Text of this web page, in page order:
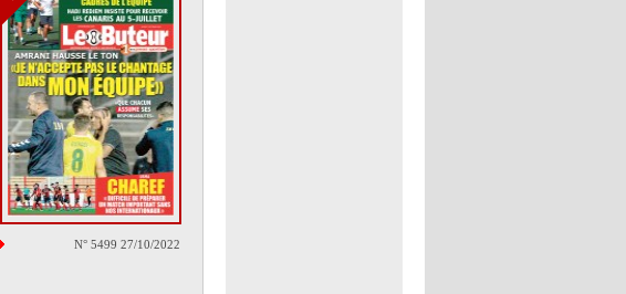
N° 5499 27/10/2022